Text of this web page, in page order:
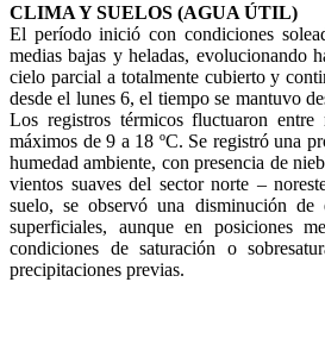
CLIMA Y SUELOS (AGUA ÚTIL)
El período inició con condiciones
medias bajas y heladas, evolucionando
cielo parcial a totalmente cubierto y
desde el lunes 6, el tiempo se mantuvo
Los registros térmicos fluctuaron
máximos de 9 a 18 ºC. Se registró una
humedad ambiente, con presencia de
vientos suaves del sector norte –
suelo, se observó una disminución de
superficiales, aunque en posiciones
condiciones de saturación o
precipitaciones previas.